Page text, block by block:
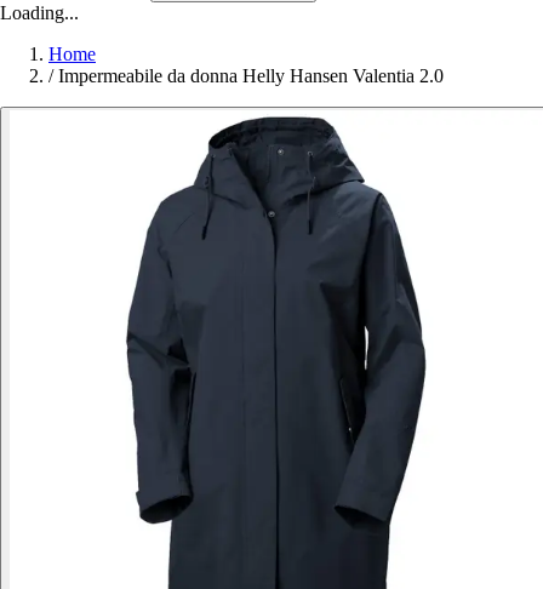
Loading...
Home
/ Impermeabile da donna Helly Hansen Valentia 2.0